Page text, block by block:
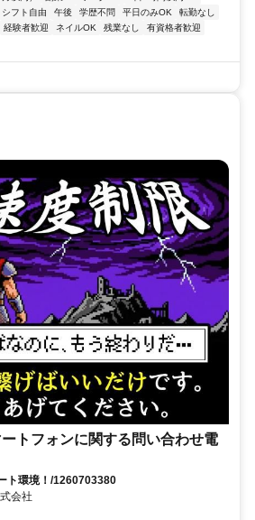
シフト自由 午後 学歴不問 平日のみOK
転勤なし
経験者歓迎 ネイルOK 残業なし
有資格者歓迎
トフォンに関する問い合わせ電
ト環境！/1260703380
会社